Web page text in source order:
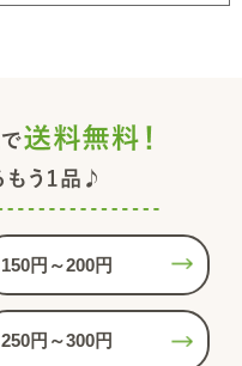
150円～200円
250円～300円